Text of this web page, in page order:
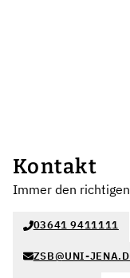
Kontakt
Immer den
03641 9411111
ZSB@UNI-